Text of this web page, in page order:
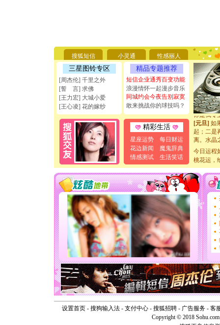
搜狐短信 小灵通 性感丽人
三星图铃专区
[周杰伦] 千里之外
[誓 言] 求佛
[王力宏] 大城小爱
[王心凌] 花的嫁纱
精品专题推荐
短信企业通秀百变功能
浪漫情怀一起漫步音乐
同城约会今夜告别寂寞
敢来挑战你的球技吗？
精彩生活
星座运势
每日财运
花边新闻
魔鬼辞典
情感测试
生活笑话
[圣诞节]
能正大光
天都要快
[圣诞节]
如意,快
[元旦]看
断电。爱
你是我专
[元旦]如
起；二是
离。水晶
[元旦] 当
泣，这痛
卖了。水
[春节]风
颜！冬去
道一声
[春节]传
片叶子
送你一
[圣诞节]
你太多
要平安
[圣诞节]
能正大
天都要快
[圣诞节]
如意,快
[元旦]看
断电。爱
你是我专
[元旦] 如
起；二是
今日运程
桃花运，
设置首页- 搜狗输入法- 支付中心- 搜狐招聘- 广告服务- 客
Copyright © 2018